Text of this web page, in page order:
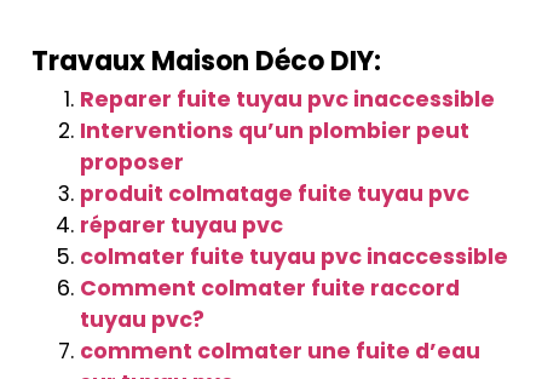
Travaux Maison Déco DIY:
Reparer fuite tuyau pvc inaccessible
Interventions qu’un plombier peut
proposer
produit colmatage fuite tuyau pvc
réparer tuyau pvc
colmater fuite tuyau pvc inaccessible
Comment colmater fuite raccord
tuyau pvc?
comment colmater une fuite d’eau